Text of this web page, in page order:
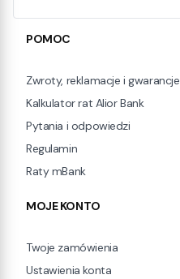
Linki w stopce
POMOC
Zwroty, reklamacje i gwarancje
Kalkulator rat Alior Bank
Pytania i odpowiedzi
Regulamin
Raty mBank
MOJE KONTO
Twoje zamówienia
Ustawienia konta